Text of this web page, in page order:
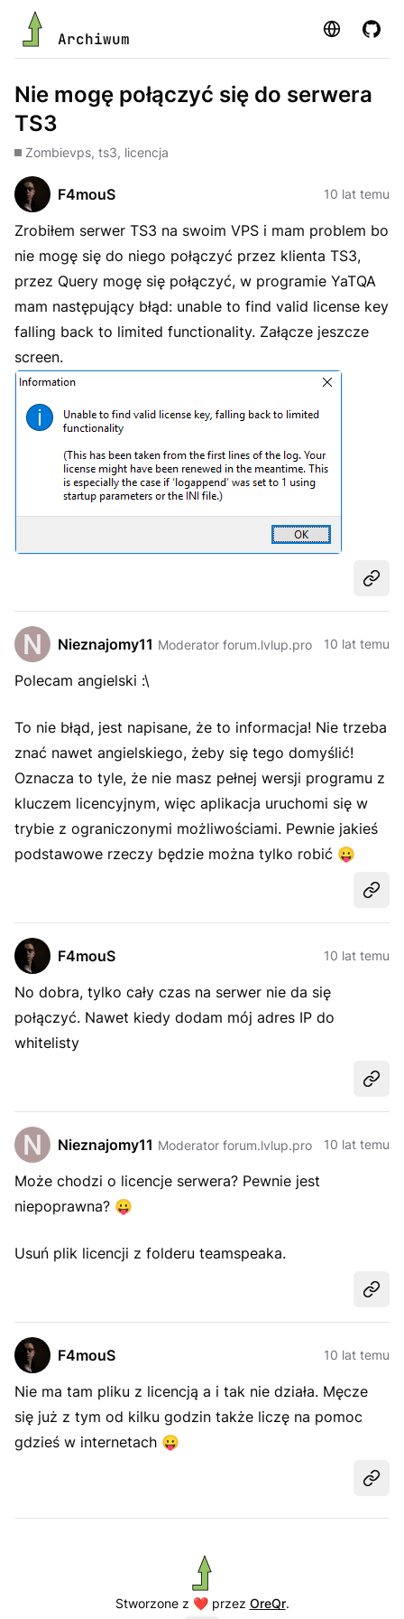
Archiwum Strona
Nie mogę połączyć się do serwera
TS3
Zombievps, ts3, licencja
F4mouS 10 lat temu
Zrobiłem serwer TS3 na swoim VPS i mam problem bo
nie mogę się do niego połączyć przez klienta TS3,
przez Query mogę się połączyć, w programie YaTQA
mam następujący błąd: unable to find valid license key
falling back to limited functionality. Załącze jeszcze
screen.
Nieznajomy11 Moderator forum.lvlup.pro 10 lat temu
Polecam angielski :\
To nie błąd, jest napisane, że to informacja! Nie trzeba
znać nawet angielskiego, żeby się tego domyślić!
Oznacza to tyle, że nie masz pełnej wersji programu z
kluczem licencyjnym, więc aplikacja uruchomi się w
trybie z ograniczonymi możliwościami. Pewnie jakieś
podstawowe rzeczy będzie można tylko robić 😛
F4mouS 10 lat temu
No dobra, tylko cały czas na serwer nie da się
połączyć. Nawet kiedy dodam mój adres IP do
whitelisty
Nieznajomy11 Moderator forum.lvlup.pro 10 lat temu
Może chodzi o licencje serwera? Pewnie jest
niepoprawna? 😛
Usuń plik licencji z folderu teamspeaka.
F4mouS 10 lat temu
Nie ma tam pliku z licencją a i tak nie działa. Męcze
się już z tym od kilku godzin także liczę na pomoc
gdzieś w internetach 😛
Stworzone z ❤️ przez OreQr.